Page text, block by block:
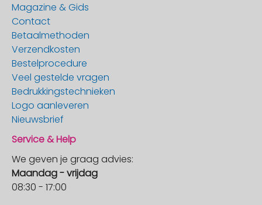
Magazine & Gids
Contact
Betaalmethoden
Verzendkosten
Bestelprocedure
Veel gestelde vragen
Bedrukkingstechnieken
Logo aanleveren
Nieuwsbrief
Service & Help
We geven je graag advies:
Maandag - vrijdag
08:30 - 17:00